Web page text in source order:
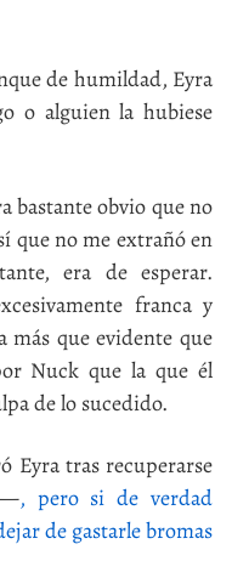
de humildad, Eyra
o alguien la hubiese
bastante obvio que no
que no me extrañó en
era de esperar.
franca y
más que evidente que
Nuck que la que él
de lo sucedido.
tras recuperarse
, pero si de verdad
de gastarle bromas